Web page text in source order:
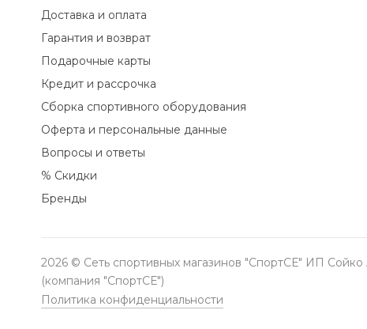
Доставка и оплата
Гарантия и возврат
Подарочные карты
Кредит и рассрочка
Сборка спортивного оборудования
Оферта и персональные данные
Вопросы и ответы
% Скидки
Бренды
2026 © Сеть спортивных магазинов "СпортСЕ" ИП
(компания "СпортСЕ")
Политика конфиденциальности